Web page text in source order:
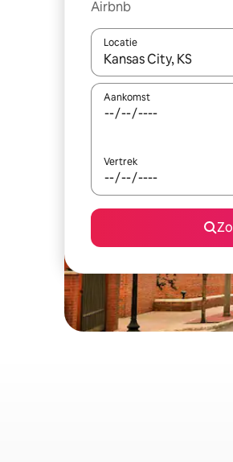
Airbnb
Locatie
Wanneer er resultaten
Aankomst
Vertrek